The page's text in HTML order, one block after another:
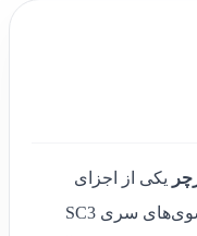
یکی از اجزای
کلیدی برای حفظ عملکرد بهینه بخارشوی‌های سری SC3